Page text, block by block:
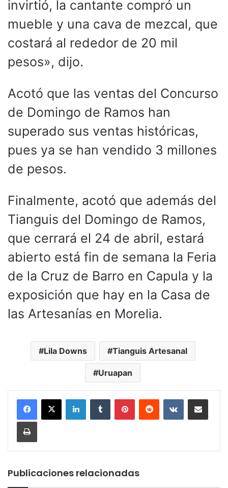
invirtió, la cantante compró un
mueble y una cava de mezcal, que
costará al rededor de 20 mil
pesos», dijo.
Acotó que las ventas del Concurso
de Domingo de Ramos han
superado sus ventas históricas,
pues ya se han vendido 3 millones
de pesos.
Finalmente, acotó que además del
Tianguis del Domingo de Ramos,
que cerrará el 24 de abril, estará
abierto está fin de semana la Feria
de la Cruz de Barro en Capula y la
exposición que hay en la Casa de
las Artesanías en Morelia.
Lila Downs Tianguis Artesanal
Uruapan
LinkedInTumblr PinterestReddit VKontakteCompartir por
Imprimir
Publicaciones relacionadas